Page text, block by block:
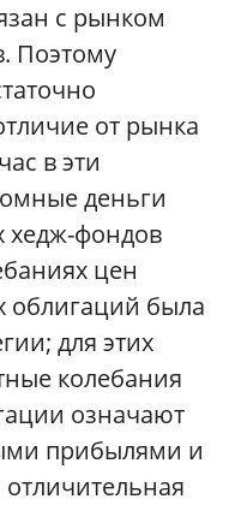
с рынком
Поэтому
от рынка
в эти
деньги
хедж-фондов
цен
облигаций была
для этих
колебания
означают
прибылями и